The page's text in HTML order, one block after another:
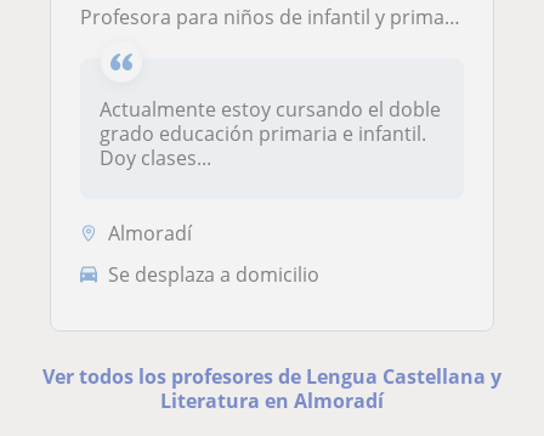
Profesora para niños de infantil y primaria de forma online o presencial
Actualmente estoy cursando el doble
grado educación primaria e infantil.
Doy clases...
Almoradí
Se desplaza a domicilio
Ver todos los profesores de Lengua Castellana y
Literatura en Almoradí